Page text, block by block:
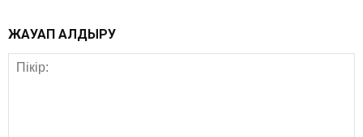
ЖАУАП ҚАЛДЫРУ